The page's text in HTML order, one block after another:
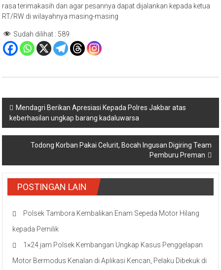
rasa terimakasih dan agar pesannya dapat dijalankan kepada ketua
RT/RW di wilayahnya masing-masing
Sudah dilihat : 589
Navigasi
pos
Mendagri Berikan Apresiasi Kepada Polres Jakbar atas
keberhasilan ungkap barang kadaluwarsa
Todong Korban Pakai Celurit, Bocah Ingusan Digiring Team
Pemburu Preman
POSTINGAN LAIN
Polsek Tambora Kembalikan Enam Sepeda Motor Hilang
kepada Pemilik
1×24 jam Polsek Kembangan Ungkap Kasus Penggelapan
Motor Bermodus Kenalan di Aplikasi Kencan, Pelaku Dibekuk di